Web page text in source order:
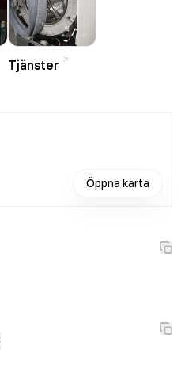
experter och har jobbat
20 år. Vi jobbar med de
Professional, Wascator,
Vi utför allt från service,
m.m.
Tjänster
Öppna karta